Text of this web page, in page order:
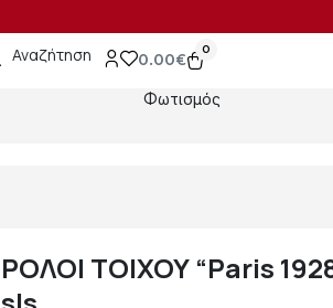
Αναζήτηση 0.00€
0
Φωτισμός
ΡΟΛΟΙ ΤΟΙΧΟΥ “Paris